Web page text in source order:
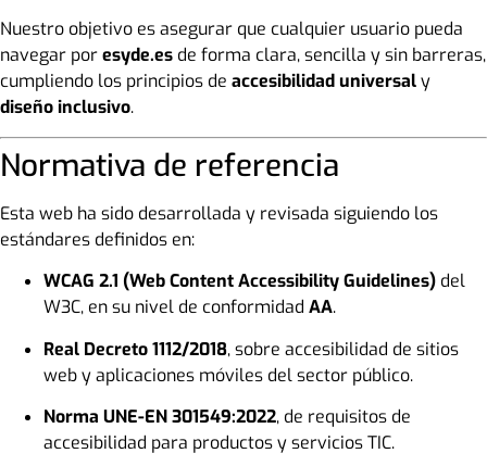
Nuestro objetivo es asegurar que cualquier usuario pueda
navegar poresyde.es de forma clara, sencilla y sin barreras,
cumpliendo los principios de accesibilidad universaly
diseño inclusivo.
Normativa de referencia
Esta web ha sido desarrollada y revisada siguiendo los
estándares definidos en:
WCAG 2.1 (Web Content Accessibility Guidelines) del
W3C, en su nivel de conformidad AA.
Real Decreto 1112/2018, sobre accesibilidad de sitios
web y aplicaciones móviles del sector público.
Norma UNE-EN 301549:2022, de requisitos de
accesibilidad para productos y servicios TIC.